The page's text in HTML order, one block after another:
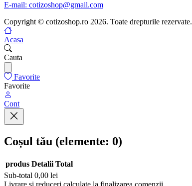
E-mail: cotizoshop@gmail.com
Copyright © cotizoshop.ro 2026. Toate drepturile rezervate.
Acasa
Cauta
Favorite
Favorite
Cont
Coșul tău (elemente: 0)
produs Detalii Total
Sub-total 0,00 lei
Livrare și reduceri calculate la finalizarea comenzii.